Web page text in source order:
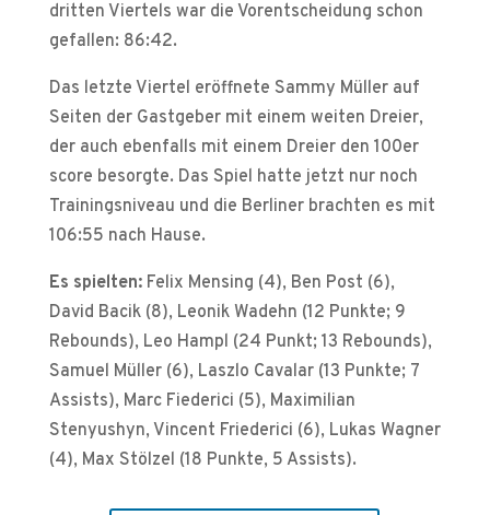
dritten Viertels war die Vorentscheidung schon
gefallen: 86:42.
Das letzte Viertel eröffnete Sammy Müller auf
Seiten der Gastgeber mit einem weiten Dreier,
der auch ebenfalls mit einem Dreier den 100er
score besorgte. Das Spiel hatte jetzt nur noch
Trainingsniveau und die Berliner brachten es mit
106:55 nach Hause.
Es spielten: Felix Mensing (4), Ben Post (6),
David Bacik (8), Leonik Wadehn (12 Punkte; 9
Rebounds), Leo Hampl (24 Punkt; 13 Rebounds),
Samuel Müller (6), Laszlo Cavalar (13 Punkte; 7
Assists), Marc Fiederici (5), Maximilian
Stenyushyn, Vincent Friederici (6), Lukas Wagner
(4), Max Stölzel (18 Punkte, 5 Assists).